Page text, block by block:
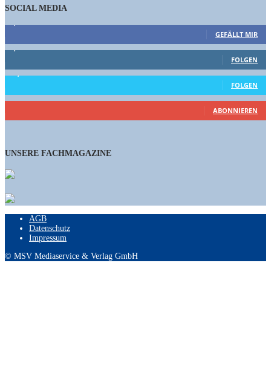
SOCIAL MEDIA
GEFÄLLT MIR
1,662 Follower
FOLGEN
15,658 Follower
FOLGEN
460 Abonnenten
ABONNIEREN
UNSERE FACHMAGAZINE
AGB
Datenschutz
Impressum
© MSV Mediaservice & Verlag GmbH